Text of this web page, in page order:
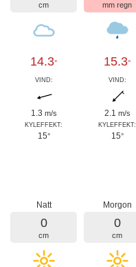
cm
14.3°
VIND:
1.3 m/s
KYLEFFEKT:
15°
mm regn
15.3°
VIND:
2.1 m/s
KYLEFFEKT:
15°
Natt
0
cm
Morgon
0
cm